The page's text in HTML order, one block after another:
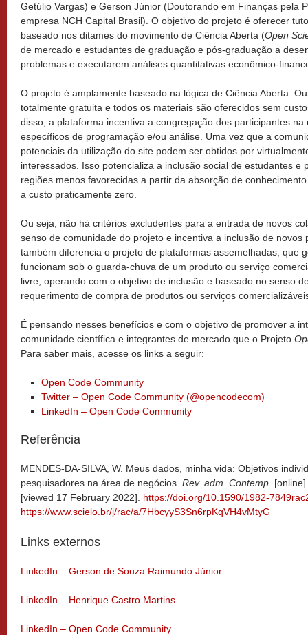
Getúlio Vargas) e Gerson Júnior (Doutorando em Finanças pela
empresa NCH Capital Brasil). O objetivo do projeto é oferecer
baseado nos ditames do movimento de Ciência Aberta (Open
de mercado e estudantes de graduação e pós-graduação a
problemas e executarem análises quantitativas econômico-
O projeto é amplamente baseado na lógica de Ciência Aberta.
totalmente gratuita e todos os materiais são oferecidos sem
disso, a plataforma incentiva a congregação dos participantes
específicos de programação e/ou análise. Uma vez que a
potenciais da utilização do site podem ser obtidos por
interessados. Isso potencializa a inclusão social de estudantes e
regiões menos favorecidas a partir da absorção de
a custo praticamente zero.
Ou seja, não há critérios excludentes para a entrada de novos
senso de comunidade do projeto e incentiva a inclusão de novos
também diferencia o projeto de plataformas assemelhadas, que
funcionam sob o guarda-chuva de um produto ou serviço
livre, operando com o objetivo de inclusão e baseado no senso
requerimento de compra de produtos ou serviços
É pensando nesses benefícios e com o objetivo de promover a
comunidade científica e integrantes de mercado que o Projeto
Para saber mais, acesse os links a seguir:
Open Code Community
Twitter – Open Code Community (@opencodecom)
LinkedIn – Open Code Community
Referência
MENDES-DA-SILVA, W. Meus dados, minha vida: Objetivos
pesquisadores na área de negócios. Rev. adm. Contemp.
[viewed 17 February 2022]. https://doi.org/10.1590/1982-
https://www.scielo.br/j/rac/a/7HbcyyS3Sn6rpKqVH4vMtyG
Links externos
LinkedIn – Gerson de Souza Raimundo Júnior
LinkedIn – Henrique Castro Martins
LinkedIn – Open Code Community